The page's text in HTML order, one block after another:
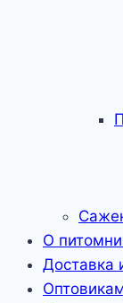
О
Доставка